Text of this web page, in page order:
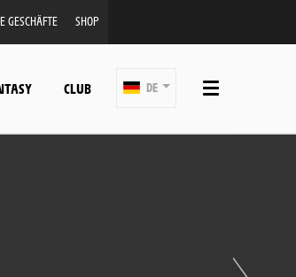
GESCHÄFTE SHOP
CLUB DE